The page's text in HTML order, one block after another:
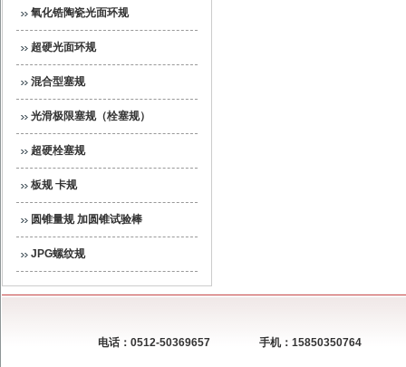
氧化锆陶瓷光面环规
超硬光面环规
混合型塞规
光滑极限塞规（栓塞规）
超硬栓塞规
板规 卡规
圆锥量规 加圆锥试验棒
JPG螺纹规
电话：0512-50369657 手机：15850350764